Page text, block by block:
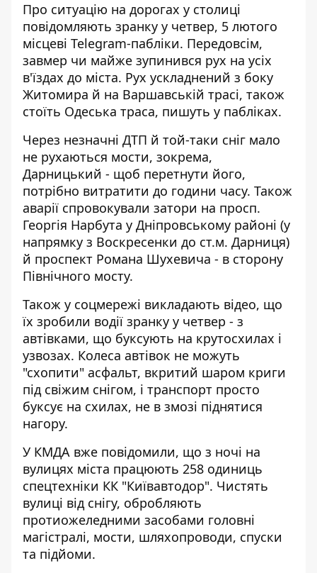
Про ситуацію на дорогах у столиці
повідомляють зранку у четвер, 5 лютого
місцеві Telegram-пабліки. Передовсім,
завмер чи майже зупинився рух на усіх
в'їздах до міста. Рух ускладнений з боку
Житомира й на Варшавській трасі, також
стоїть Одеська траса, пишуть у пабліках.
Через незначні ДТП й той-таки сніг мало
не рухаються мости, зокрема,
Дарницький - щоб перетнути його,
потрібно витратити до години часу. Також
аварії спровокували затори на просп.
Георгія Нарбута у Дніпровському районі (у
напрямку з Воскресенки до ст.м. Дарниця)
й проспект Романа Шухевича - в сторону
Північного мосту.
Також у соцмережі викладають відео, що
їх зробили водії зранку у четвер - з
автівками, що буксують на крутосхилах і
узвозах. Колеса автівок не можуть
"схопити" асфальт, вкритий шаром криги
під свіжим снігом, і транспорт просто
буксує на схилах, не в змозі піднятися
нагору.
У КМДА вже повідомили, що з ночі на
вулицях міста працюють 258 одиниць
спецтехніки КК "Київавтодор". Чистять
вулиці від снігу, обробляють
протиожеледними засобами головні
магістралі, мости, шляхопроводи, спуски
та підйоми.